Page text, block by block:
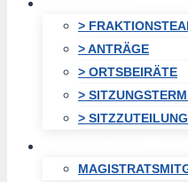
>
> ANTRÄGE
> ORTSBEIRÄTE
>
> SITZZUTEILUNG